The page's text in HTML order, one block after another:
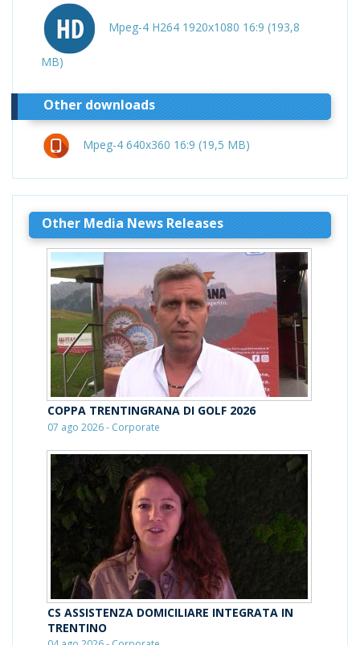
Mpeg-4 H264 1920x1080 16:9 (193,8
MB)
Other downloads
Mpeg-4 640x360 16:9 (19,5 MB)
Other Media News Releases
COPPA TRENTINGRANA DI GOLF 2026
07 ago 2026 - Corporate
CS ASSISTENZA DOMICILIARE INTEGRATA IN
TRENTINO